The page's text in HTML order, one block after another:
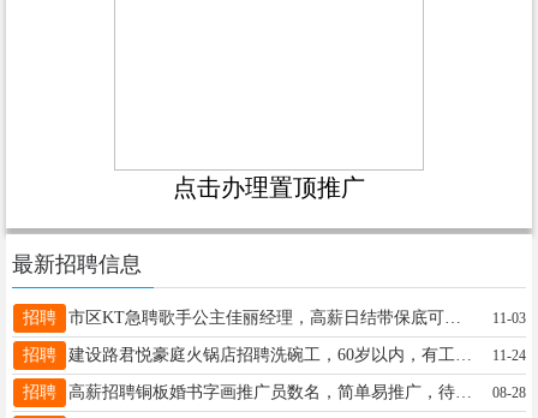
点击办理置顶推广
最新招聘信息
招聘 11-03
招聘 11-24
招聘 高薪招聘铜板婚书字画推广员数名，简单易推广，待遇丰厚，没有时间限制，联系15222337702谭师傅 08-28